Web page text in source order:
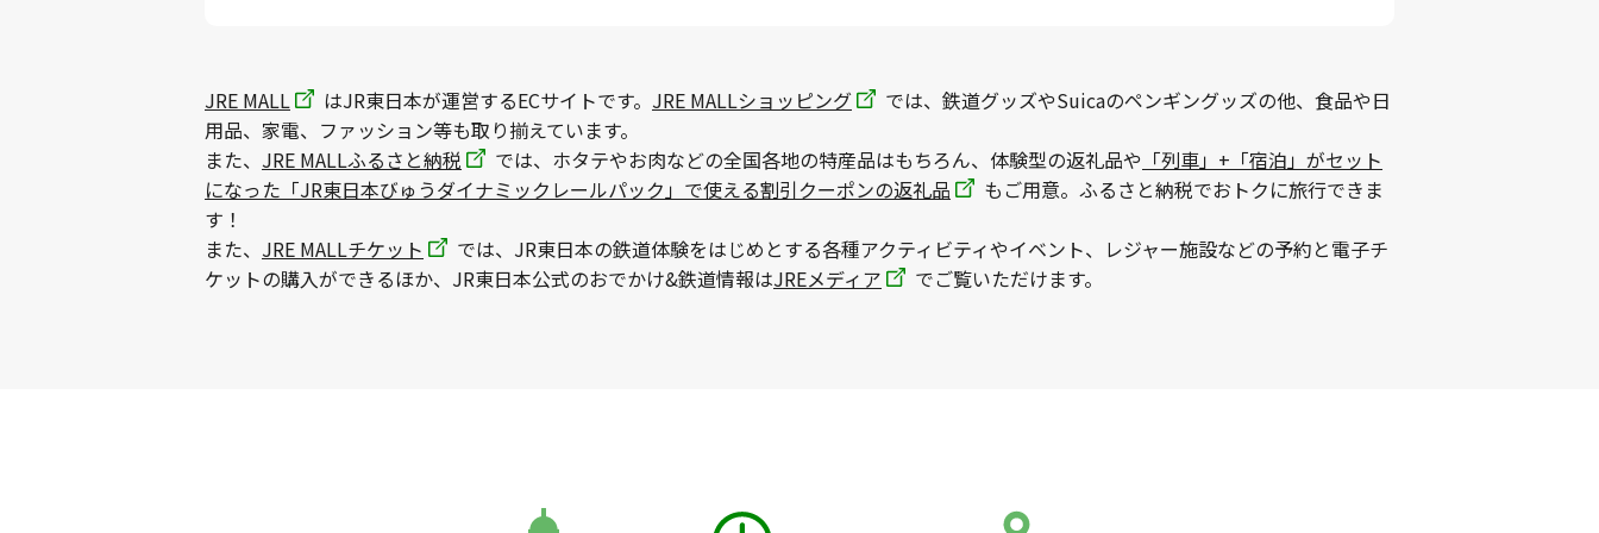
JRE MALL はJR東日本が運営するECサイトです。 JRE MALLショッピング
では、鉄道グッズやSuicaのペンギングッズの他、食品や日
用品、家電、ファッション等も取り揃えています。
また、 JRE MALLふるさと納税 では、ホタテやお肉などの全国各地の特産品はもちろん、体験型の返礼品や 「列車」+「宿泊」がセット
になった「JR東日本びゅうダイナミックレールパック」で使える割引クーポンの返礼品
もご用意。ふるさと納税でおトクに旅行できま
す！
また、 JRE MALLチケット
では、JR東日本の鉄道体験をはじめとする各種アクティビティやイベント、レジャー施設などの予約と電子チ
ケットの購入ができるほか、JR東日本公式のおでかけ&鉄道情報はJREメディア でご覧いただけます。